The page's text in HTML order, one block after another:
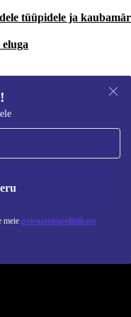
tüüpidele ja
meie privaatsuspoliitikast
Teavet isikuandmete kasutamise